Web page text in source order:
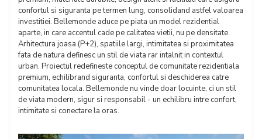
confortul si siguranta pe termen lung, consolidand astfel valoarea
investitiei. Bellemonde aduce pe piata un model rezidential
aparte, in care accentul cade pe calitatea vietii, nu pe densitate.
Arhitectura joasa (P+2), spatiile largi, intimitatea si proximitatea
fata de natura definesc un stil de viata rar intalnit in contextul
urban. Proiectul redefineste conceptul de comunitate rezidentiala
premium, echilibrand siguranta, confortul si deschiderea catre
comunitatea locala. Bellemonde nu vinde doar locuinte, ci un stil
de viata modern, sigur si responsabil - un echilibru intre confort,
intimitate si conectare la oras.